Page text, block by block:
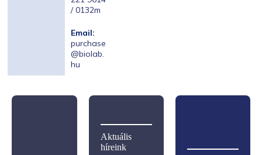
/ 0132m
Email:
purchase
@biolab.
hu
Aktuális
híreink